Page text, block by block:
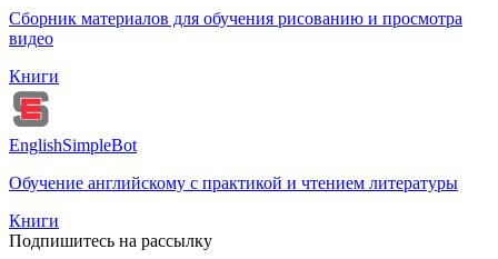
Сборник материалов для обучения рисованию и просмотра
видео
Книги
EnglishSimpleBot
Обучение английскому с практикой и чтением литературы
Книги
Подпишитесь на рассылку